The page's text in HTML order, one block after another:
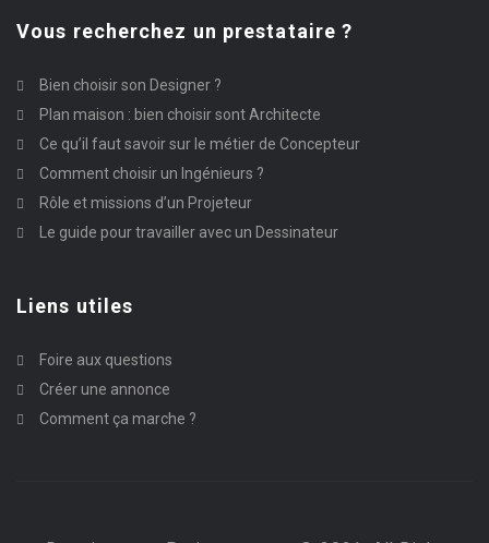
Vous recherchez un prestataire ?
Bien choisir son Designer ?
Plan maison : bien choisir sont Architecte
Ce qu’il faut savoir sur le métier de Concepteur
Comment choisir un Ingénieurs ?
Rôle et missions d’un Projeteur
Le guide pour travailler avec un Dessinateur
Liens utiles
Foire aux questions
Créer une annonce
Comment ça marche ?